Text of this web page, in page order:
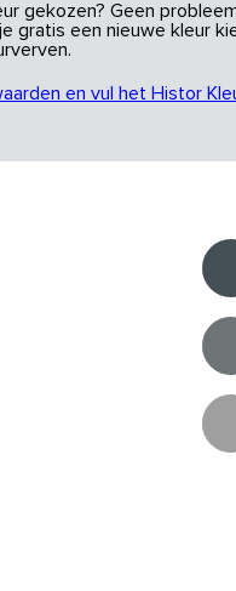
gekozen? Geen
gratis een nieuwe kleur
en vul het Histor